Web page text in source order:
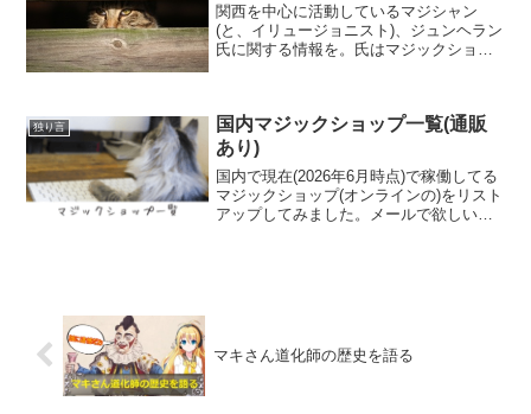
関西を中心に活動しているマジシャン
(と、イリュージョニスト)、ジュンヘラン
氏に関する情報を。氏はマジックショッ
こしております。ご依...
独り言
国内マジックショップ一覧(通販
あり)
国内で現在(2026年6月時点)で稼働してる
マジックショップ(オンラインの)をリスト
アップしてみました。メールで欲しい物
マキさん道化師の歴史を語る